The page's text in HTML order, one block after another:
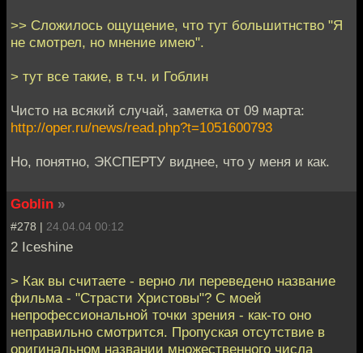
>> Сложилось ощущение, что тут большитнство "Я
не смотрел, но мнение имею".
> тут все такие, в т.ч. и Гоблин
Чисто на всякий случай, заметка от 09 марта:
http://oper.ru/news/read.php?t=1051600793
Но, понятно, ЭКСПЕРТУ виднее, что у меня и как.
Goblin »
#278 | 24.04.04 00:12
2 Iceshine
> Как вы считаете - верно ли переведено название
фильма - "Страсти Христовы"? С моей
непрофессиональной точки зрения - как-то оно
неправильно смотрится. Пропуская отсутствие в
оригинальном названии множественного числа